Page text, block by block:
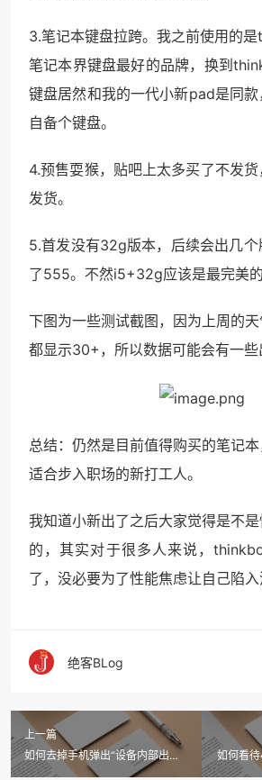
3.笔记本键盘拉跨。我之前使用的
笔记本界键盘最好的品牌，换到
键盘居然和我的一代小新pad是同
自备个键盘。
4.预售耍猴，贴吧上太多买了不发
发货。
5.首发没有32g版本，后续会出几
了555。不然i5+32g应该是最完美的
下图为一些测试截图，因为上周的
都显示30+，所以数据可能会有一些
总结：仍然是目前值得购买的笔记
适合步入职场的新打工人。
我知道小新出了之后大家觉得是不
的，其实对于很多人来说，
了，没必要为了性能焦虑让自己陷入
绝客BLog
上一篇
如何去掉手机弹出“设备内部出现
了问题”弹出警告？
如何看